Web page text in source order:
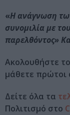
«Η ανάγνωση
συνομιλία με
παρελθόντος»
Ακολουθήστε
μάθετε πρώτοι
Δείτε όλα τα
Πολιτισμό στο